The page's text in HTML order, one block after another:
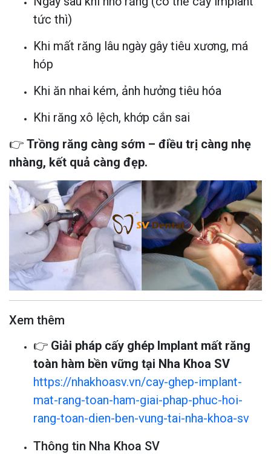
tức thì)
Khi mất răng lâu ngày gây tiêu xương, má
hóp
Khi ăn nhai kém, ảnh hưởng tiêu hóa
Khi răng xô lệch, khớp cắn sai
👉 Trồng răng càng sớm – điều trị càng nhẹ
nhàng, kết quả càng đẹp.
Xem thêm
👉 Giải pháp cấy ghép Implant mất răng
toàn hàm bền vững tại Nha Khoa SV
https://nhakhoasv.vn/cay-ghep-implant-
mat-rang-toan-ham-giai-phap-phuc-hoi-
rang-toan-dien-ben-vung-tai-nha-khoa-sv
Thông tin Nha Khoa SV